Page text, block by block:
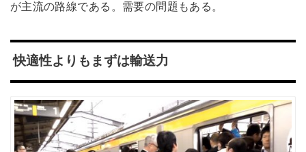
が主流の路線である。需要の問題もある。
快適性よりもまずは輸送力